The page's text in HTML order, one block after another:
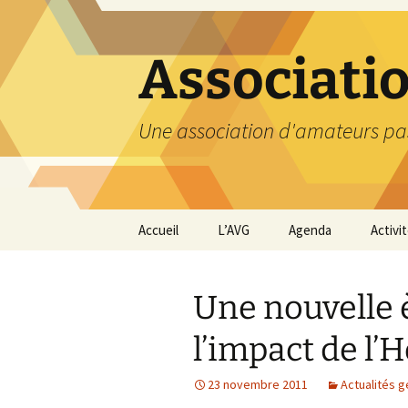
contenu
Une association d'amateurs
Accueil L’AVG
Nos coordonnées
Nous contacter et
Adhésion
Agenda
Une nouvelle
l’impact de
23 novembre 2011 Actualités